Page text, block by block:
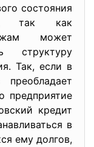
состояния
так как
может
структуру
Так, если в
предприятие
кредит
в
ему долгов,